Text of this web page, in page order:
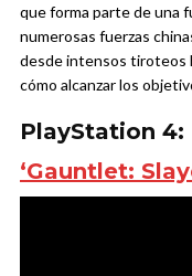
que forma parte de una
numerosas fuerzas
desde intensos tiroteos
cómo alcanzar los
PlayStation 4:
‘Gauntlet: